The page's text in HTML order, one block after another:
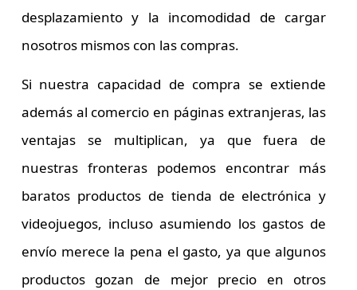
desplazamiento y la incomodidad de cargar
nosotros mismos con las compras.
Si nuestra capacidad de compra se extiende
además al comercio en páginas extranjeras, las
ventajas se multiplican, ya que fuera de
nuestras fronteras podemos encontrar más
baratos productos de tienda de electrónica y
videojuegos, incluso asumiendo los gastos de
envío merece la pena el gasto, ya que algunos
productos gozan de mejor precio en otros